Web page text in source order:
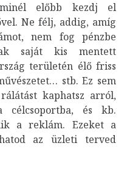
előbb kezdj el
Ne félj, addig, amíg
nem fog pénzbe
saját kis mentett
területén élő friss
stb. Ez sem
kaphatsz arról,
célcsoportba, és kb.
a reklám. Ezeket a
az üzleti terved